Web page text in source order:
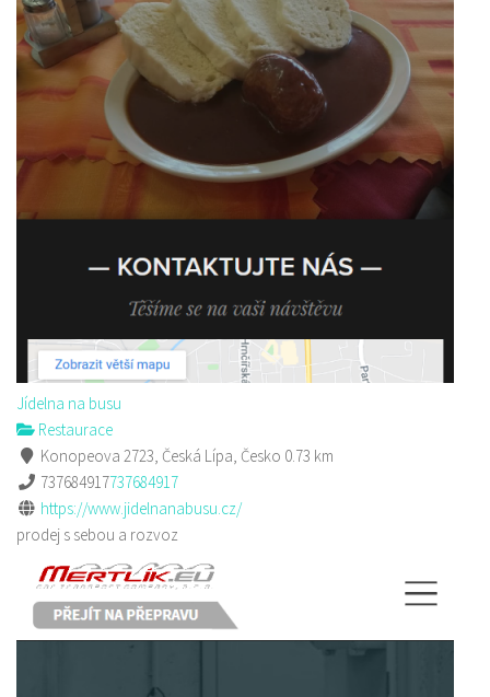
Jídelna na busu
Restaurace
Konopeova 2723, Česká Lípa, Česko 0.73 km
737684917737684917
https://www.jidelnanabusu.cz/
prodej s sebou a rozvoz